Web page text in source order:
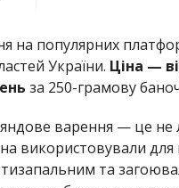
на популярних
України. Ціна —
за 250-грамову
варення — це
використовували для
та